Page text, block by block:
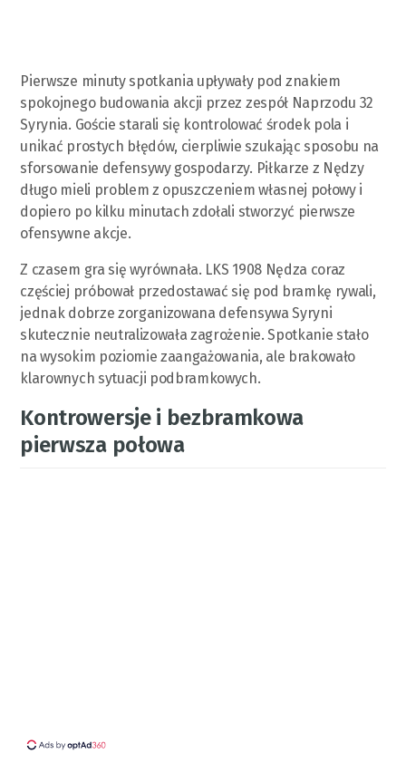
Pierwsze minuty spotkania upływały pod znakiem
spokojnego budowania akcji przez zespół Naprzodu 32
Syrynia. Goście starali się kontrolować środek pola i
unikać prostych błędów, cierpliwie szukając sposobu na
sforsowanie defensywy gospodarzy. Piłkarze z Nędzy
długo mieli problem z opuszczeniem własnej połowy i
dopiero po kilku minutach zdołali stworzyć pierwsze
ofensywne akcje.
Z czasem gra się wyrównała. LKS 1908 Nędza coraz
częściej próbował przedostawać się pod bramkę rywali,
jednak dobrze zorganizowana defensywa Syryni
skutecznie neutralizowała zagrożenie. Spotkanie stało
na wysokim poziomie zaangażowania, ale brakowało
klarownych sytuacji podbramkowych.
Kontrowersje i bezbramkowa
pierwsza połowa